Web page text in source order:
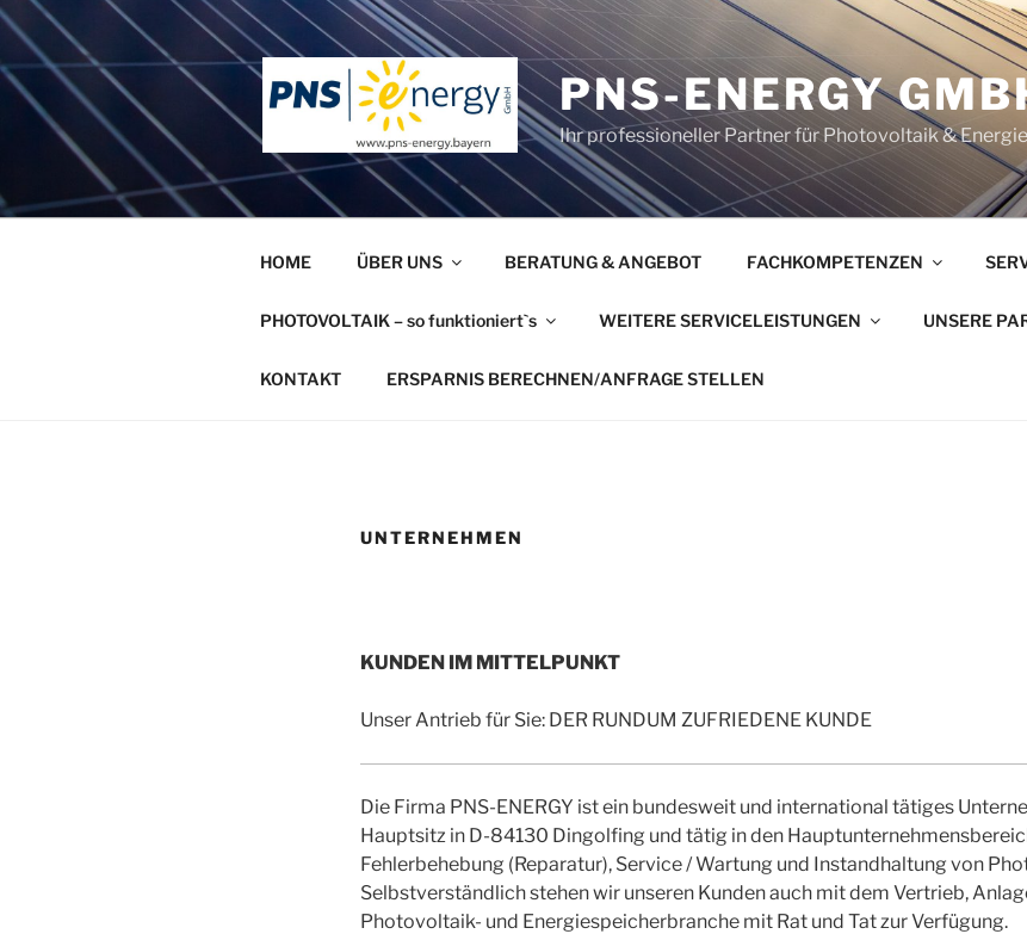
Zum
Inhalt
springen
PNS-ENERGY
Ihr professioneller Partner für Photovoltaik &
HOME ÜBER UNS BERATUNG & ANGEBOT FACHKOMPETENZEN
PHOTOVOLTAIK – so funktioniert`s WEITERE SERVICELEISTUNGEN UNSERE
KONTAKT ERSPARNIS BERECHNEN/ANFRAGE STELLEN
UNTERNEHMEN
KUNDEN IM MITTELPUNKT
Unser Antrieb für Sie: DER RUNDUM ZUFRIEDENE KUNDE
Die Firma PNS-ENERGY ist ein bundesweit und international tätiges
Hauptsitz in D-84130 Dingolfing und tätig in den
Fehlerbehebung (Reparatur), Service / Wartung und Instandhaltung von
Selbstverständlich stehen wir unseren Kunden auch mit dem Vertrieb,
Photovoltaik- und Energiespeicherbranche mit Rat und Tat zur Verfügung.